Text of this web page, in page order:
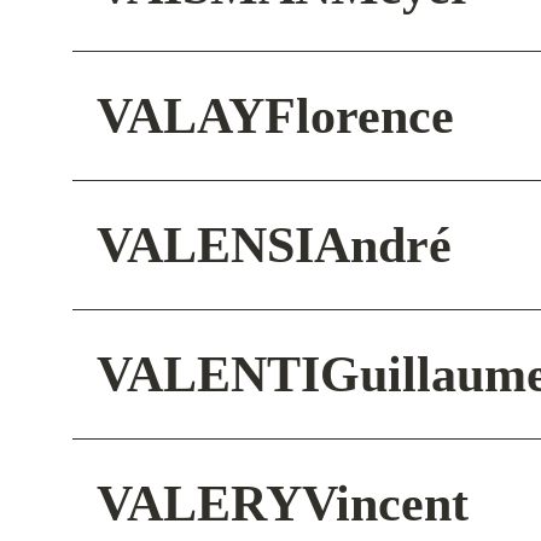
VALAYFlorence
VALENSIAndré
VALENTI
VALERYVincent